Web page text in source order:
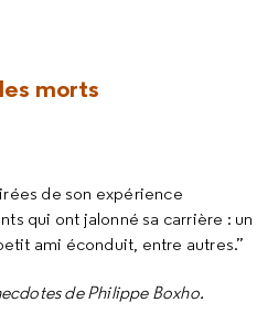
morts
de son expérience
qui ont jalonné sa carrière : un
ami éconduit, entre autres.”
de Philippe Boxho.